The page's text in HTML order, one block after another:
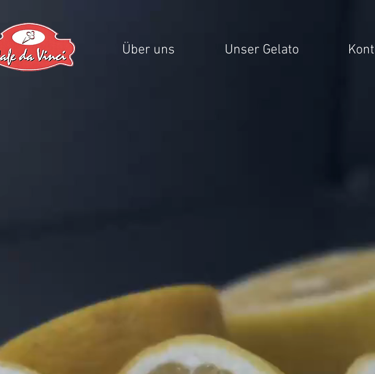
Über uns Unser Gelato